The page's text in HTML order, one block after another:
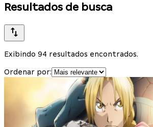
Resultados de busca
Exibindo 94 resultados encontrados.
Ordenar por: